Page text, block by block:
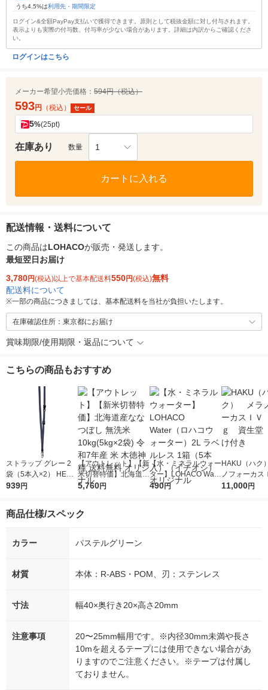
うち4.5%は利用先・期間限定
ログイン&全額PayPay支払いで獲得できます。原則として税抜金額に対し付与されます。
表示よりも実際の付与数、付与率が少ない場合があります。詳細は内訳からご確認くださ
い。
ログインはこちら
メーカー希望小売価格： 594円（税込）
593円 （税込） セール
5%(25pt)
在庫あり 数量 1
カートに入れる
配送情報・送料について
この商品はLOHACOが販売・発送します。
最短翌日お届け
3,780円(税込)以上で基本配送料550円(税込)無料
配送料について
※一部の商品につきましては、基本配送料を当社が負担いたします。
在庫確認住所：東京都にお届け
賞味期限/使用期限・返品について
こちらの商品もおすすめ
ストラップ グレー 2
袋（5本入×2） HERO
ES オリジナル
939円
【アウトレット】【新
米切替特価】北海道産
ななつぼし 無洗米 10
料 オリジナル
5,760円
【水・ミネラルウォー
ター】LOHACO Wate
r（ロハコウォータ
490円
HAKU（ハ
ノフォーカ
5ｇ 資生堂
11,000円
商品仕様/スペック
カラー パステルグリーン
材質 本体：R-ABS・POM、刃：ステンレス
寸法 幅40×奥行き20×高さ20mm
注意事項
20〜25mm幅用です。※内径30mm未満や長さ
10mを超えるテープには使用できない場合があ
りますのでご注意ください。※テープは付属し
ておりません。